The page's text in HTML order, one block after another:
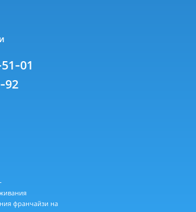
01
92
франчайзи на